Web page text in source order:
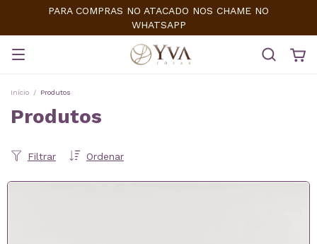
PARA COMPRAS NO ATACADO NOS CHAME NO
WHATSAPP
Início / Produtos
Produtos
Ordenar
Filtrar